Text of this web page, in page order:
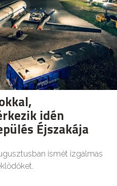
idén
Éjszakája
ismét izgalmas